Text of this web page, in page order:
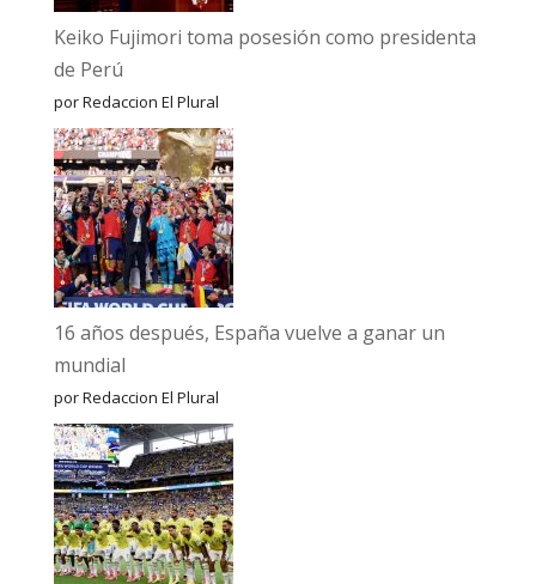
Keiko Fujimori toma posesión como presidenta
de Perú
por Redaccion El Plural
16 años después, España vuelve a ganar un
mundial
por Redaccion El Plural